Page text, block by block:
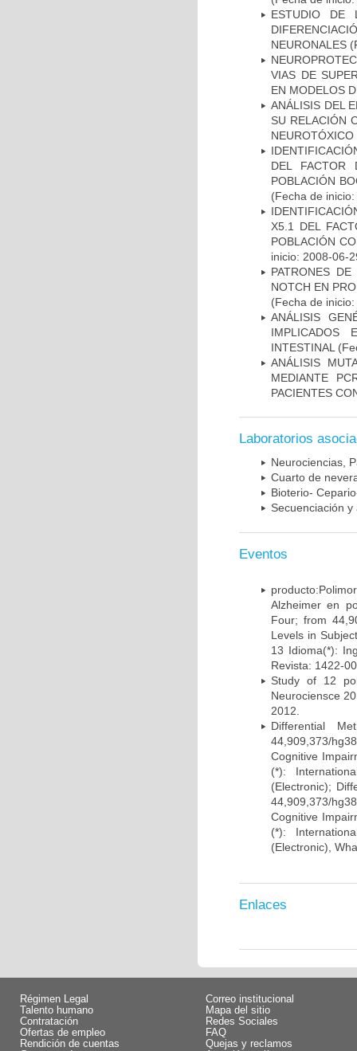
ESTUDIO DE
NEURONALES
VIAS DE
EN MODELOS
ANÁLISIS DEL
SU RELACIÓN
NEUROTÓXICO
DEL FACTOR
POBLACIÓN
(Fecha de
X5.1 DEL
POBLACIÓN
inicio: 2008-06-
PATRONES
NOTCH EN
(Fecha de
ANÁLISIS
IMPLICADOS
INTESTINAL
ANÁLISIS
MEDIANTE
PACIENTES
Laboratorios
Neurociencias,
Cuarto de
Bioterio-
Secuenciación
Eventos
Alzheimer en
Four; from
Levels in
13 Idioma(*):
Revista: 1422-
Study of 12
Neurociensce
2012.
Differential
44,909,373/
Cognitive
(*):
(Electronic);
44,909,373/
Cognitive
(*):
(Electronic),
Enlaces
Régimen Legal
Talento humano
Contratación
Ofertas de empleo
Rendición de cuentas
Correo institucional
Mapa del sitio
Redes Sociales
FAQ
Quejas y reclamos